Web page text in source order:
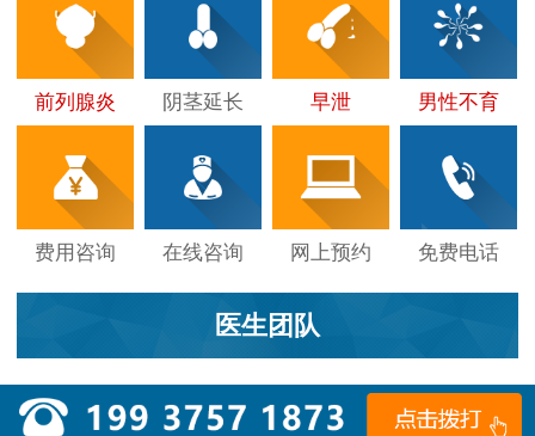
前列腺炎 阴茎延长 早泄 男性不育
费用咨询 在线咨询 网上预约 免费电话
医生团队